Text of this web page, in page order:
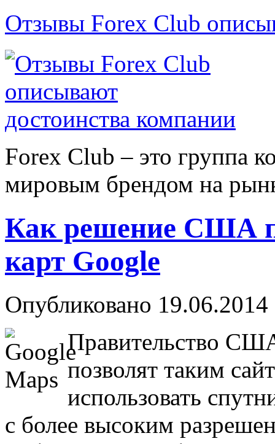
Отзывы Forex Сlub
Forex Сlub – это группа
мировым брендом на
Как решение США
карт Google
Опубликовано
Правительство
позволят таким
использовать
с более высоким